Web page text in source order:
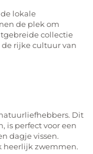
lokale
de plek om
collectie
rijke cultuur van
Dit
is perfect voor een
dagje vissen.
heerlijk zwemmen.